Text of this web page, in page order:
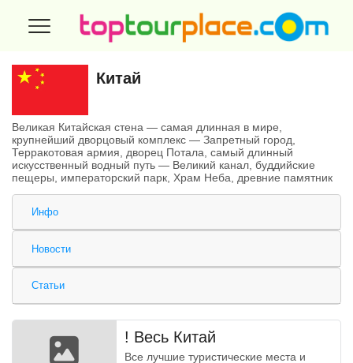
Китай
Великая Китайская стена — самая длинная в мире,
крупнейший дворцовый комплекс — Запретный город,
Терракотовая армия, дворец Потала, самый длинный
искусственный водный путь — Великий канал, буддийские
пещеры, императорский парк, Храм Неба, древние памятник
Инфо
Новости
Статьи
! Весь Китай
Все лучшие туристические места и